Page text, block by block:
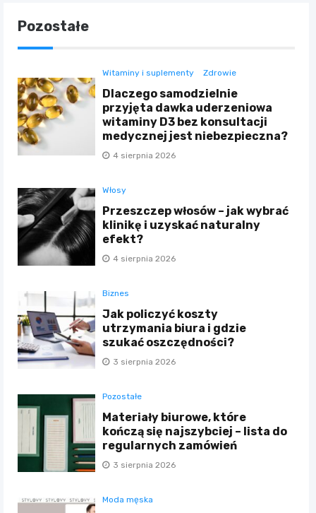
Pozostałe
Witaminy i suplementy Zdrowie
Dlaczego samodzielnie
przyjęta dawka uderzeniowa
witaminy D3 bez konsultacji
medycznej jest niebezpieczna?
4 sierpnia 2026
Włosy
Przeszczep włosów – jak wybrać
klinikę i uzyskać naturalny
efekt?
4 sierpnia 2026
Biznes
Jak policzyć koszty
utrzymania biura i gdzie
szukać oszczędności?
3 sierpnia 2026
Pozostałe
Materiały biurowe, które
kończą się najszybciej – lista do
regularnych zamówień
3 sierpnia 2026
Moda męska